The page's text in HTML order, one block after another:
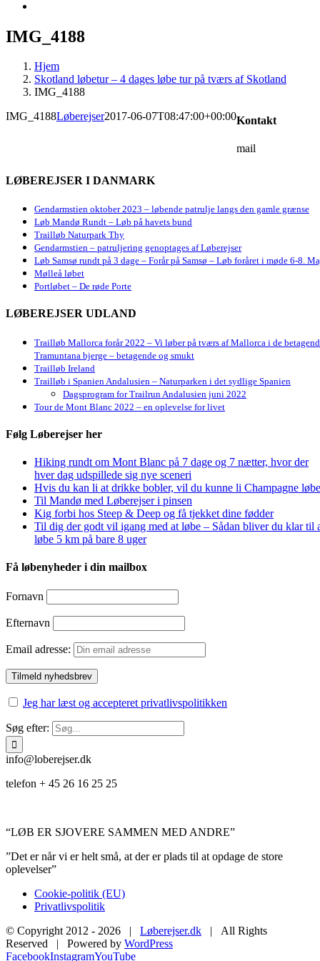
IMG_4188
Hjem
Skotland løbetur – 4 dages løbe tur på tværs af Skotland
IMG_4188
IMG_4188Løberejser2017-06-07T08:47:00+00:00
LØBEREJSER I DANMARK
Gendarmstien oktober 2023 – løbende patrulje langs den gamle grænse
Løb Mandø Rundt – Løb på havets bund
Trailløb Naturpark Thy
Gendarmstien – patruljering genoptages af Løberejser
Løb Samsø rundt på 3 dage – Forår på Samsø – Løb foråret i møde 6-8.
Mølleå løbet
Portløbet – De røde Porte
LØBEREJSER UDLAND
Trailløb Mallorca forår 2022 – Vi løber på tværs af Mallorca i de
Tramuntana bjerge – betagende og smukt
Trailløb Ireland
Trailløb i Spanien Andalusien – Naturparken i det sydlige Spanien
Dagsprogram for Trailrun Andalusien juni 2022
Tour de Mont Blanc 2022 – en oplevelse for livet
Følg Løberejser her
Hiking rundt om Mont Blanc på 7 dage og 7 nætter, hvor der
hver dag udspillede sig nye sceneri
Hvis du kan li at drikke bobler, vil du kunne li Champagne
Til Mandø med Løberejser i pinsen
Kig forbi hos Steep & Deep og få tjekket dine fødder
Til dig der godt vil igang med at løbe – Sådan bliver du klar til
løbe 5 km på bare 8 uger
Få løbenyheder i din mailbox
Fornavn
Efternavn
Email adresse:
Jeg har læst og accepteret privatlivspolitikken
Søg efter:
Kontakt
mail
info@loberejser.dk
telefon + 45 26 16 25 25
“LØB ER SJOVERE SAMMEN MED ANDRE”
”Det er når vi er helt små, at der er plads til at opdage de store
oplevelser”
Cookie-politik (EU)
Privatlivspolitik
© Copyright 2012 - 2026 | Løberejser.dk | All Rights
Reserved | Powered by WordPress
FacebookInstagramYouTube